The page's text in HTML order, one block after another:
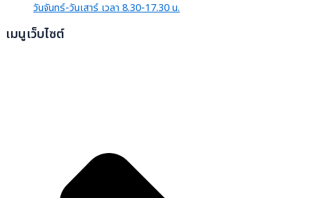
วันจันทร์-วันเสาร์ เวลา 8.30-17.30 น.
เมนูเว็บไซต์